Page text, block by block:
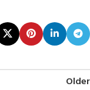
Older